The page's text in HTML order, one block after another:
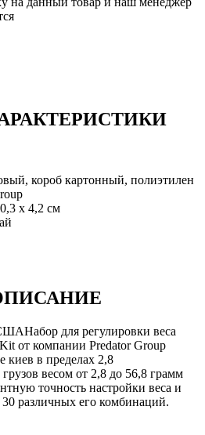
короб картонный, полиэтилен
х 4,2 см
Набор для регулировки веса
от компании Predator Group
киев в пределах 2,8
весом от 2,8 до 56,8 грамм
точность настройки веса и
различных его комбинаций.